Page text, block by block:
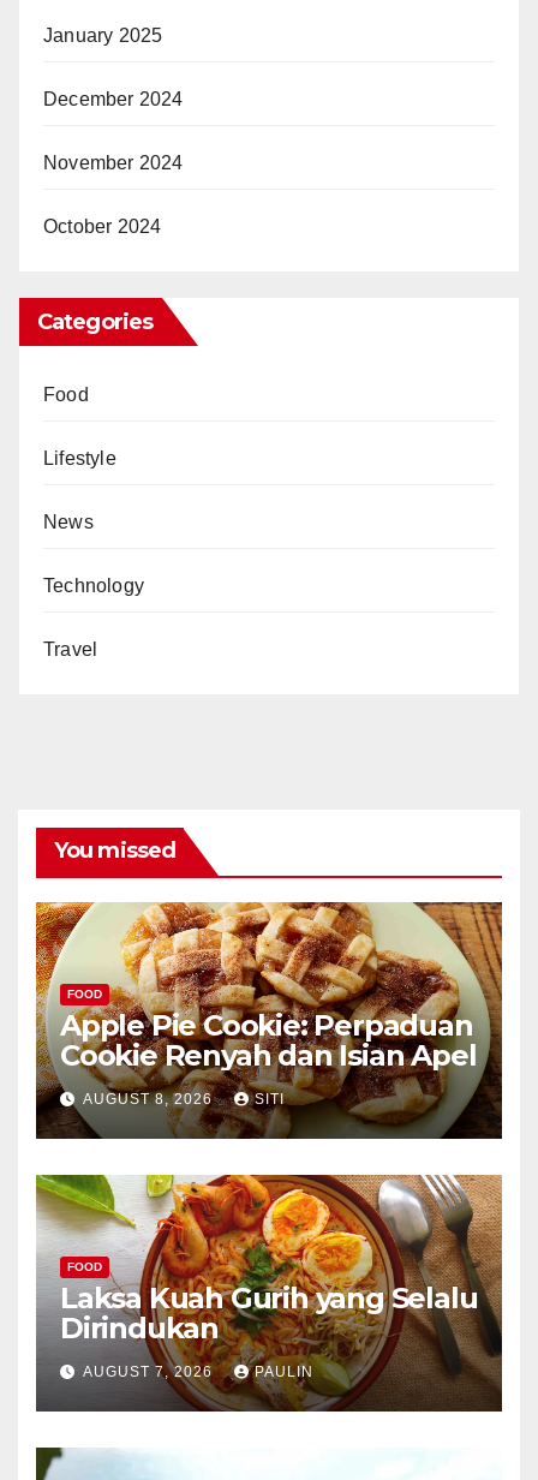
January 2025
December 2024
November 2024
October 2024
Categories
Food
Lifestyle
News
Technology
Travel
You missed
FOOD
Apple Pie Cookie: Perpaduan
Cookie Renyah dan Isian Apel
AUGUST 8, 2026 SITI
FOOD
Laksa Kuah Gurih yang Selalu
Dirindukan
AUGUST 7, 2026 PAULIN